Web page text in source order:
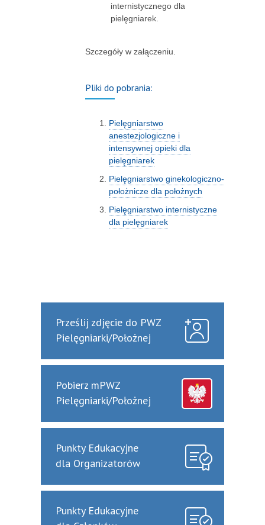
internistycznego dla
pielęgniarek.
Szczegóły w załączeniu.
Pliki do pobrania:
Pielęgniarstwo
anestezjologiczne i
intensywnej opieki dla
pielęgniarek
Pielęgniarstwo ginekologiczno-
położnicze dla położnych
Pielęgniarstwo internistyczne
dla pielęgniarek
Prześlij zdjęcie do PWZ
Pielęgniarki/Położnej
Pobierz mPWZ
Pielęgniarki/Położnej
Punkty Edukacyjne
dla Organizatorów
Punkty Edukacyjne